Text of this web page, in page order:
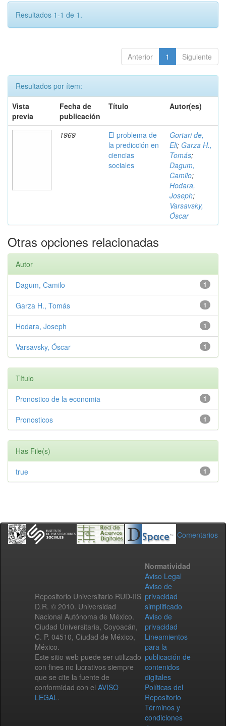
Resultados 1-1 de 1.
Anterior 1 Siguiente
Resultados por ítem:
Vista
previa
Fecha de
publicación
Título Autor(es)
1969
El problema de
la predicción en
ciencias
sociales
Gortari de,
Eli; Garza H.,
Tomás;
Dagum,
Camilo;
Hodara,
Joseph;
Varsavsky,
Óscar
Otras opciones relacionadas
Autor
1
Dagum, Camilo
1
Garza H., Tomás
1
Hodara, Joseph
1
Varsavsky, Óscar
Título
1
Pronostico de la economia
1
Pronosticos
Has File(s)
1
true
Comentarios
Repositorio Universitario RUD-IIS
D.R. © 2010. Universidad
Nacional Autónoma de México.
Ciudad Universitaria, Coyoacán,
C. P. 04510, Ciudad de México,
México.
Este sitio web puede ser utilizado
con fines no lucrativos siempre
que se cite la fuente de
conformidad con el AVISO
LEGAL.
Normatividad
Aviso Legal
Aviso de
privacidad
simplificado
Aviso de
privacidad
Lineamientos
para la
publicación de
contenidos
digitales
Políticas del
Repositorio
Términos y
condiciones